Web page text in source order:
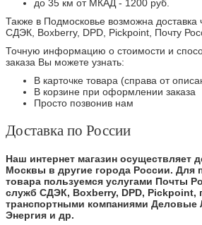
до 35 км от МКАД - 1200 руб.
Также в Подмосковье возможна доставка
СДЭК, Boxberry, DPD, Pickpoint, Почту
Точную информацию о стоимости и
заказа Вы можете узнать:
В карточке товара (справа от
В корзине при оформлении заказа
Просто позвонив нам
Доставка по России
Наш интернет магазин осуществляет
Москвы в другие города России. Для
товара пользуемся услугами Почты
служб СДЭК, Boxberry, DPD, Pickpoint,
транспортными компаниями Деловые
Энергия и др.